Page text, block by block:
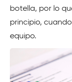
botella, por lo
principio,
equipo.